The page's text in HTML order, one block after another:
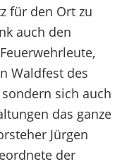
für den Ort zu
auch den
Waldfest des
sich auch
das ganze
Jürgen
der